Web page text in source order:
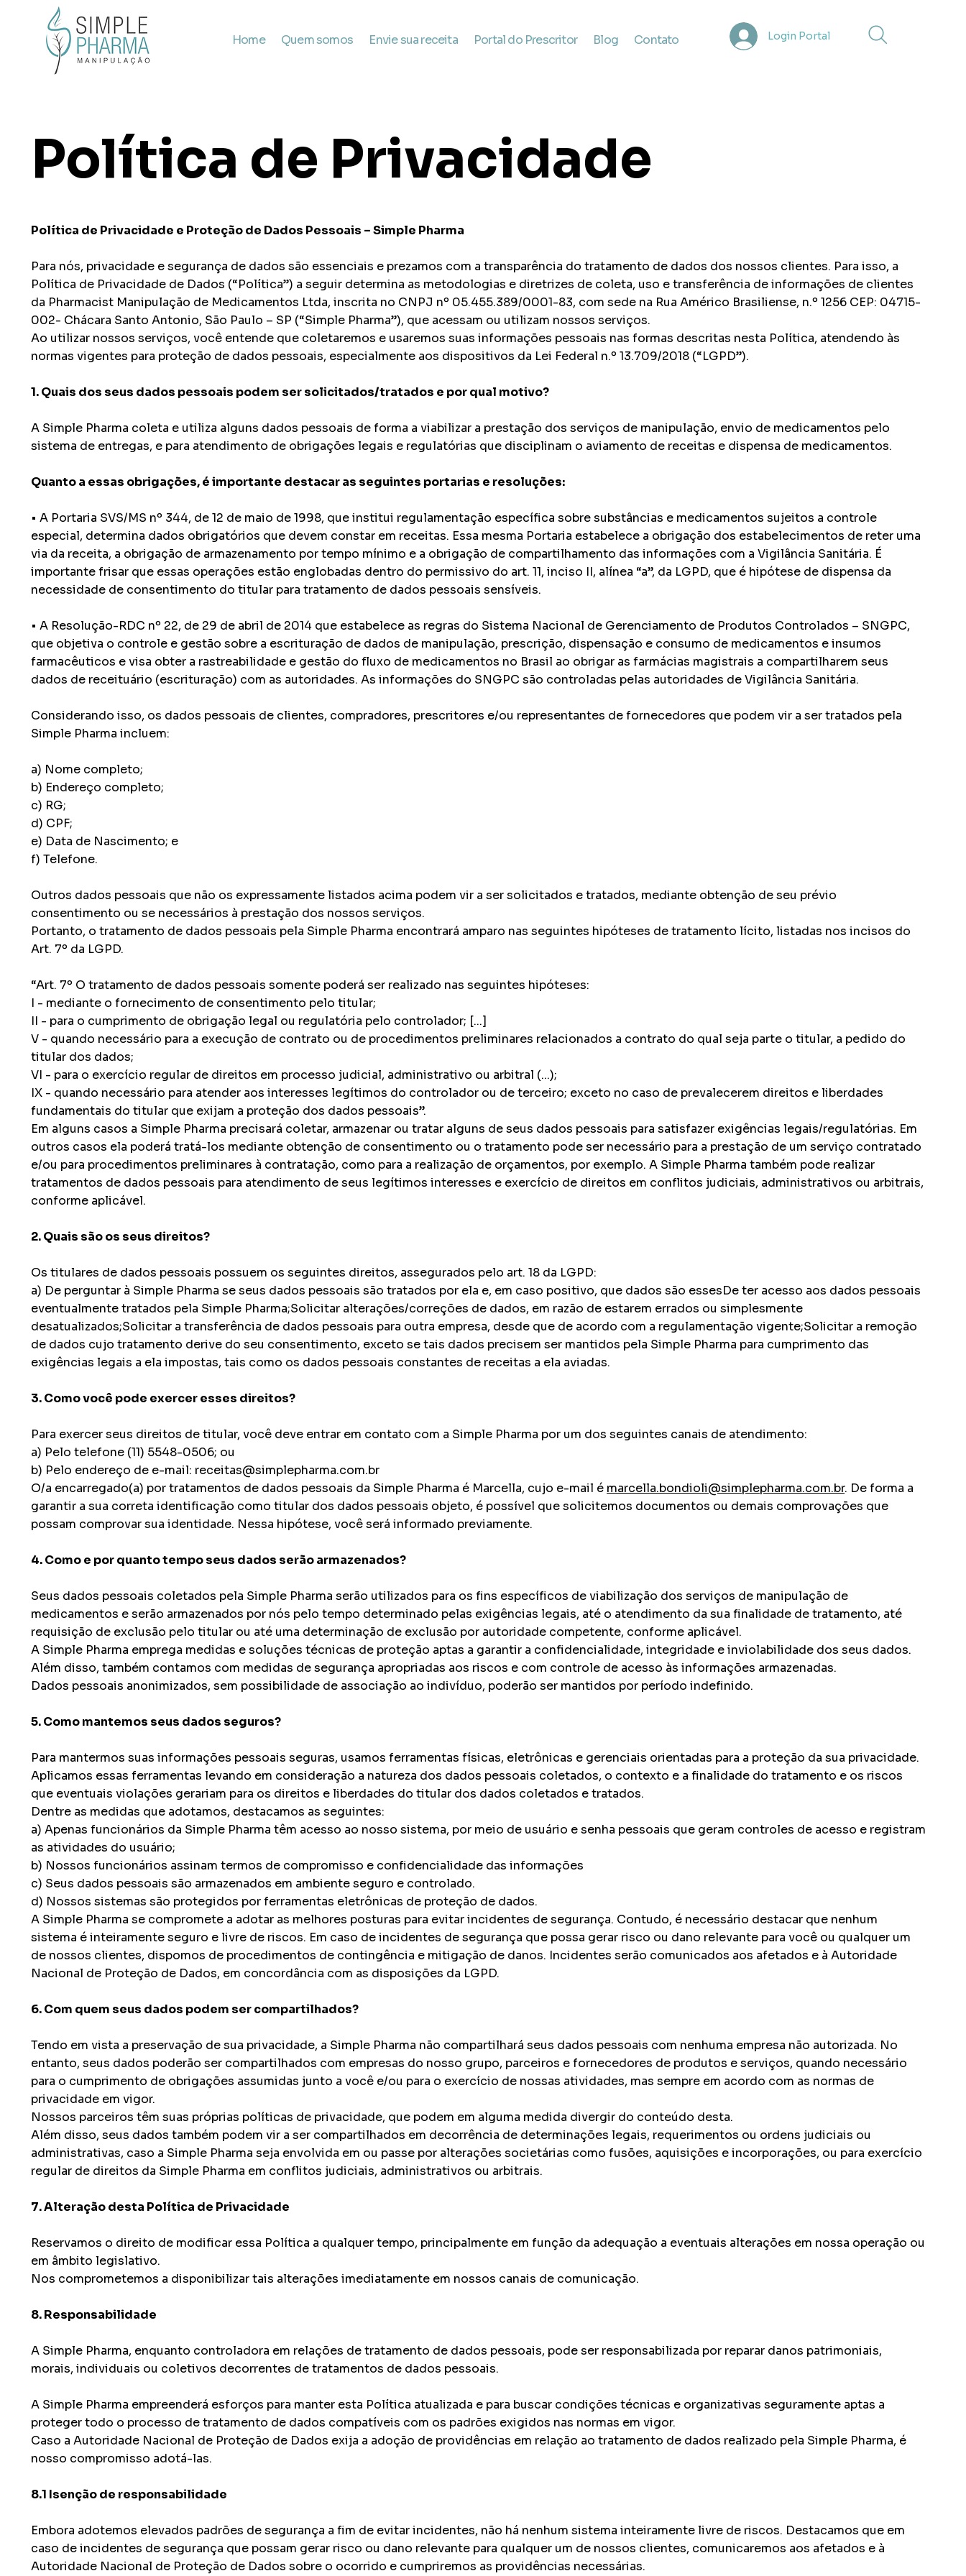
Login Portal
Home Quem somos Envie sua receita Portal do Prescritor Blog Contato
Política de Privacidade
Política de Privacidade e Proteção de Dados Pessoais – Simple Pharma
Para nós, privacidade e segurança de dados são essenciais e prezamos com a transparência do tratamento de dados dos nossos clientes. Para isso, a
Política de Privacidade de Dados (“Política”) a seguir determina as metodologias e diretrizes de coleta, uso e transferência de informações de clientes
da Pharmacist Manipulação de Medicamentos Ltda, inscrita no CNPJ nº 05.455.389/0001-83, com sede na Rua Américo Brasiliense, n.º 1256 CEP: 04715-
002- Chácara Santo Antonio, São Paulo – SP (“Simple Pharma”), que acessam ou utilizam nossos serviços.
Ao utilizar nossos serviços, você entende que coletaremos e usaremos suas informações pessoais nas formas descritas nesta Política, atendendo às
normas vigentes para proteção de dados pessoais, especialmente aos dispositivos da Lei Federal n.º 13.709/2018 (“LGPD”).
1. Quais dos seus dados pessoais podem ser solicitados/tratados e por qual motivo?
A Simple Pharma coleta e utiliza alguns dados pessoais de forma a viabilizar a prestação dos serviços de manipulação, envio de medicamentos pelo
sistema de entregas, e para atendimento de obrigações legais e regulatórias que disciplinam o aviamento de receitas e dispensa de medicamentos.
Quanto a essas obrigações, é importante destacar as seguintes portarias e resoluções:
• A Portaria SVS/MS nº 344, de 12 de maio de 1998, que institui regulamentação específica sobre substâncias e medicamentos sujeitos a controle
especial, determina dados obrigatórios que devem constar em receitas. Essa mesma Portaria estabelece a obrigação dos estabelecimentos de reter uma
via da receita, a obrigação de armazenamento por tempo mínimo e a obrigação de compartilhamento das informações com a Vigilância Sanitária. É
importante frisar que essas operações estão englobadas dentro do permissivo do art. 11, inciso II, alínea “a”, da LGPD, que é hipótese de dispensa da
necessidade de consentimento do titular para tratamento de dados pessoais sensíveis.
• A Resolução-RDC nº 22, de 29 de abril de 2014 que estabelece as regras do Sistema Nacional de Gerenciamento de Produtos Controlados – SNGPC,
que objetiva o controle e gestão sobre a escrituração de dados de manipulação, prescrição, dispensação e consumo de medicamentos e insumos
farmacêuticos e visa obter a rastreabilidade e gestão do fluxo de medicamentos no Brasil ao obrigar as farmácias magistrais a compartilharem seus
dados de receituário (escrituração) com as autoridades. As informações do SNGPC são controladas pelas autoridades de Vigilância Sanitária.
Considerando isso, os dados pessoais de clientes, compradores, prescritores e/ou representantes de fornecedores que podem vir a ser tratados pela
Simple Pharma incluem:
a) Nome completo;
b) Endereço completo;
c) RG;
d) CPF;
e) Data de Nascimento; e
f) Telefone.
Outros dados pessoais que não os expressamente listados acima podem vir a ser solicitados e tratados, mediante obtenção de seu prévio
consentimento ou se necessários à prestação dos nossos serviços.
Portanto, o tratamento de dados pessoais pela Simple Pharma encontrará amparo nas seguintes hipóteses de tratamento lícito, listadas nos incisos do
Art. 7º da LGPD.
“Art. 7º O tratamento de dados pessoais somente poderá ser realizado nas seguintes hipóteses:
I - mediante o fornecimento de consentimento pelo titular;
II - para o cumprimento de obrigação legal ou regulatória pelo controlador; [...]
V - quando necessário para a execução de contrato ou de procedimentos preliminares relacionados a contrato do qual seja parte o titular, a pedido do
titular dos dados;
VI - para o exercício regular de direitos em processo judicial, administrativo ou arbitral (...);
IX - quando necessário para atender aos interesses legítimos do controlador ou de terceiro; exceto no caso de prevalecerem direitos e liberdades
fundamentais do titular que exijam a proteção dos dados pessoais”.
Em alguns casos a Simple Pharma precisará coletar, armazenar ou tratar alguns de seus dados pessoais para satisfazer exigências legais/regulatórias. Em
outros casos ela poderá tratá-los mediante obtenção de consentimento ou o tratamento pode ser necessário para a prestação de um serviço contratado
e/ou para procedimentos preliminares à contratação, como para a realização de orçamentos, por exemplo. A Simple Pharma também pode realizar
tratamentos de dados pessoais para atendimento de seus legítimos interesses e exercício de direitos em conflitos judiciais, administrativos ou arbitrais,
conforme aplicável.
2. Quais são os seus direitos?
Os titulares de dados pessoais possuem os seguintes direitos, assegurados pelo art. 18 da LGPD:
a) De perguntar à Simple Pharma se seus dados pessoais são tratados por ela e, em caso positivo, que dados são essesDe ter acesso aos dados pessoais
eventualmente tratados pela Simple Pharma;Solicitar alterações/correções de dados, em razão de estarem errados ou simplesmente
desatualizados;Solicitar a transferência de dados pessoais para outra empresa, desde que de acordo com a regulamentação vigente;Solicitar a remoção
de dados cujo tratamento derive do seu consentimento, exceto se tais dados precisem ser mantidos pela Simple Pharma para cumprimento das
exigências legais a ela impostas, tais como os dados pessoais constantes de receitas a ela aviadas.
3. Como você pode exercer esses direitos?
Para exercer seus direitos de titular, você deve entrar em contato com a Simple Pharma por um dos seguintes canais de atendimento:
a) Pelo telefone (11) 5548-0506; ou
b) Pelo endereço de e-mail: receitas@simplepharma.com.br
O/a encarregado(a) por tratamentos de dados pessoais da Simple Pharma é Marcella, cujo e-mail é marcella.bondioli@simplepharma.com.br. De forma a
garantir a sua correta identificação como titular dos dados pessoais objeto, é possível que solicitemos documentos ou demais comprovações que
possam comprovar sua identidade. Nessa hipótese, você será informado previamente.
4. Como e por quanto tempo seus dados serão armazenados?
Seus dados pessoais coletados pela Simple Pharma serão utilizados para os fins específicos de viabilização dos serviços de manipulação de
medicamentos e serão armazenados por nós pelo tempo determinado pelas exigências legais, até o atendimento da sua finalidade de tratamento, até
requisição de exclusão pelo titular ou até uma determinação de exclusão por autoridade competente, conforme aplicável.
A Simple Pharma emprega medidas e soluções técnicas de proteção aptas a garantir a confidencialidade, integridade e inviolabilidade dos seus dados.
Além disso, também contamos com medidas de segurança apropriadas aos riscos e com controle de acesso às informações armazenadas.
Dados pessoais anonimizados, sem possibilidade de associação ao indivíduo, poderão ser mantidos por período indefinido.
5. Como mantemos seus dados seguros?
Para mantermos suas informações pessoais seguras, usamos ferramentas físicas, eletrônicas e gerenciais orientadas para a proteção da sua privacidade.
Aplicamos essas ferramentas levando em consideração a natureza dos dados pessoais coletados, o contexto e a finalidade do tratamento e os riscos
que eventuais violações gerariam para os direitos e liberdades do titular dos dados coletados e tratados.
Dentre as medidas que adotamos, destacamos as seguintes:
a) Apenas funcionários da Simple Pharma têm acesso ao nosso sistema, por meio de usuário e senha pessoais que geram controles de acesso e registram
as atividades do usuário;
b) Nossos funcionários assinam termos de compromisso e confidencialidade das informações
c) Seus dados pessoais são armazenados em ambiente seguro e controlado.
d) Nossos sistemas são protegidos por ferramentas eletrônicas de proteção de dados.
A Simple Pharma se compromete a adotar as melhores posturas para evitar incidentes de segurança. Contudo, é necessário destacar que nenhum
sistema é inteiramente seguro e livre de riscos. Em caso de incidentes de segurança que possa gerar risco ou dano relevante para você ou qualquer um
de nossos clientes, dispomos de procedimentos de contingência e mitigação de danos. Incidentes serão comunicados aos afetados e à Autoridade
Nacional de Proteção de Dados, em concordância com as disposições da LGPD.
6. Com quem seus dados podem ser compartilhados?
Tendo em vista a preservação de sua privacidade, a Simple Pharma não compartilhará seus dados pessoais com nenhuma empresa não autorizada. No
entanto, seus dados poderão ser compartilhados com empresas do nosso grupo, parceiros e fornecedores de produtos e serviços, quando necessário
para o cumprimento de obrigações assumidas junto a você e/ou para o exercício de nossas atividades, mas sempre em acordo com as normas de
privacidade em vigor.
Nossos parceiros têm suas próprias políticas de privacidade, que podem em alguma medida divergir do conteúdo desta.
Além disso, seus dados também podem vir a ser compartilhados em decorrência de determinações legais, requerimentos ou ordens judiciais ou
administrativas, caso a Simple Pharma seja envolvida em ou passe por alterações societárias como fusões, aquisições e incorporações, ou para exercício
regular de direitos da Simple Pharma em conflitos judiciais, administrativos ou arbitrais.
7. Alteração desta Política de Privacidade
Reservamos o direito de modificar essa Política a qualquer tempo, principalmente em função da adequação a eventuais alterações em nossa operação ou
em âmbito legislativo.
Nos comprometemos a disponibilizar tais alterações imediatamente em nossos canais de comunicação.
8. Responsabilidade
A Simple Pharma, enquanto controladora em relações de tratamento de dados pessoais, pode ser responsabilizada por reparar danos patrimoniais,
morais, individuais ou coletivos decorrentes de tratamentos de dados pessoais.​
A Simple Pharma empreenderá esforços para manter esta Política atualizada e para buscar condições técnicas e organizativas seguramente aptas a
proteger todo o processo de tratamento de dados compatíveis com os padrões exigidos nas normas em vigor.
Caso a Autoridade Nacional de Proteção de Dados exija a adoção de providências em relação ao tratamento de dados realizado pela Simple Pharma, é
nosso compromisso adotá-las.
8.1 Isenção de responsabilidade
Embora adotemos elevados padrões de segurança a fim de evitar incidentes, não há nenhum sistema inteiramente livre de riscos. Destacamos que em
caso de incidentes de segurança que possam gerar risco ou dano relevante para qualquer um de nossos clientes, comunicaremos aos afetados e à
Autoridade Nacional de Proteção de Dados sobre o ocorrido e cumpriremos as providências necessárias.